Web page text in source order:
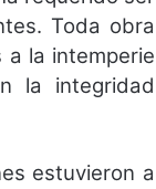
Toda obra
la intemperie
la integridad
estuvieron a